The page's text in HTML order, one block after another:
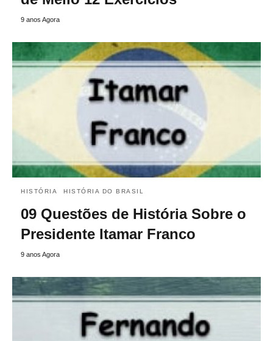
9 anos Agora
HISTÓRIA HISTÓRIA DO BRASIL
09 Questões de História Sobre o
Presidente Itamar Franco
9 anos Agora